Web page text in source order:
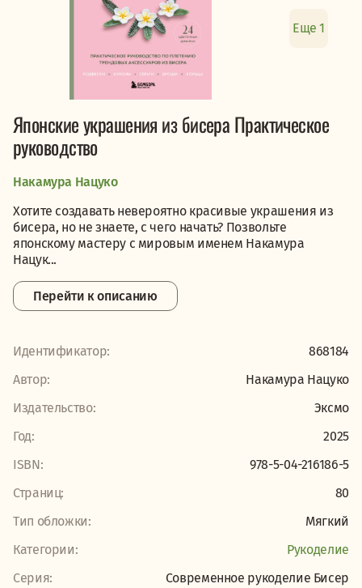
Еще 1
Японские украшения из бисера Практическое
руководство
Накамура Нацуко
Хотите создавать невероятно красивые украшения из
бисера, но не знаете, с чего начать? Позвольте
японскому мастеру с мировым именем Накамура
Нацук...
Перейти к описанию
Идентификатор:
868184
Автор:
Накамура Нацуко
Издательство:
Эксмо
Год:
2025
ISBN:
978-5-04-216186-5
Страниц:
80
Тип обложки:
Мягкий
Категории:
Рукоделие
Серия:
Современное рукоделие Бисер